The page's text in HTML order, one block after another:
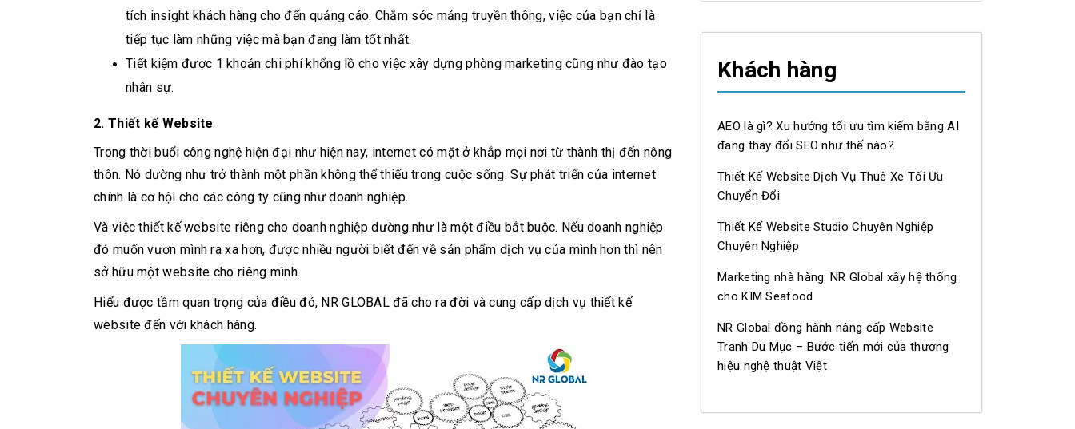
tích insight khách hàng cho đến quảng cáo. Chăm sóc mảng truyền thông, việc của bạn chỉ là
tiếp tục làm những việc mà bạn đang làm tốt nhất.
Tiết kiệm được 1 khoản chi phí khổng lồ cho việc xây dựng phòng marketing cũng như đào tạo
nhân sự.
2. Thiết kế Website
Trong thời buổi công nghệ hiện đại như hiện nay, internet có mặt ở khắp mọi nơi từ thành thị đến nông
thôn. Nó dường như trở thành một phần không thể thiếu trong cuộc sống. Sự phát triển của internet
chính là cơ hội cho các công ty cũng như doanh nghiệp.
Và việc thiết kế website riêng cho doanh nghiệp dường như là một điều bắt buộc. Nếu doanh nghiệp
đó muốn vươn mình ra xa hơn, được nhiều người biết đến về sản phẩm dịch vụ của mình hơn thì nên
sở hữu một website cho riêng mình.
Hiểu được tầm quan trọng của điều đó, NR GLOBAL đã cho ra đời và cung cấp dịch vụ thiết kế
website đến với khách hàng.
Khách hàng
AEO là gì? Xu hướng tối ưu tìm kiếm bằng AI
đang thay đổi SEO như thế nào?
Thiết Kế Website Dịch Vụ Thuê Xe Tối Ưu
Chuyển Đổi
Thiết Kế Website Studio Chuyên Nghiệp
Chuyên Nghiệp
Marketing nhà hàng: NR Global xây hệ thống
cho KIM Seafood
NR Global đồng hành nâng cấp Website
Tranh Du Mục – Bước tiến mới của thương
hiệu nghệ thuật Việt